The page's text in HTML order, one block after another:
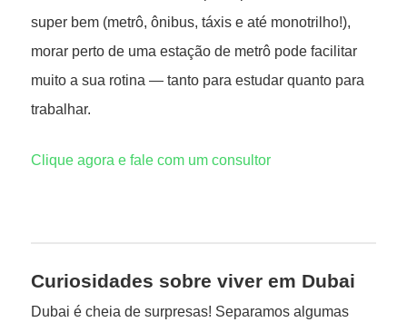
super bem (metrô, ônibus, táxis e até monotrilho!),
morar perto de uma estação de metrô pode facilitar
muito a sua rotina — tanto para estudar quanto para
trabalhar.
Clique agora e fale com um consultor
Curiosidades sobre viver em Dubai
Dubai é cheia de surpresas! Separamos algumas